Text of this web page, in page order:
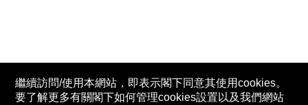
繼續訪問/使用本網站，即表示閣下同意其使用cookies。
要了解更多有關閣下如何管理cookies設置以及我們網站